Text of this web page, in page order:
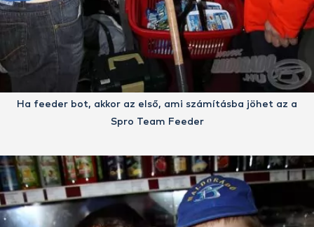
Ha feeder bot, akkor az első, ami számításba jöhet az a
Spro Team Feeder